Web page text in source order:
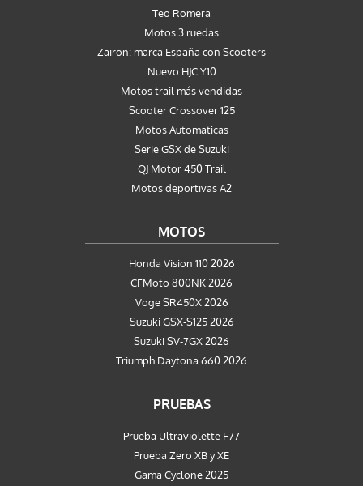
Teo Romera
Motos 3 ruedas
Zairon: marca España con Scooters
Nuevo HJC Y10
Motos trail más vendidas
Scooter Crossover 125
Motos Automaticas
Serie GSX de Suzuki
QJ Motor 450 Trail
Motos deportivas A2
MOTOS
Honda Vision 110 2026
CFMoto 800NK 2026
Voge SR450X 2026
Suzuki GSX-S125 2026
Suzuki SV-7GX 2026
Triumph Daytona 660 2026
PRUEBAS
Prueba Ultraviolette F77
Prueba Zero XB y XE
Gama Cyclone 2025